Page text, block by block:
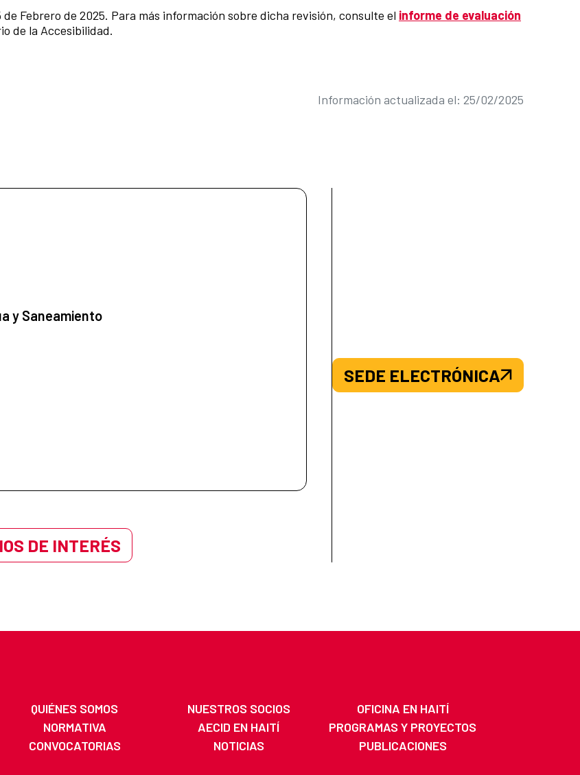
Febrero de 2025. Para más información sobre dicha revisión, consulte el informe de evaluación
de la Accesibilidad.
Información actualizada el: 25/02/2025
y Saneamiento
DE INTERÉS
SEDE ELECTRÓNICA
QUIÉNES SOMOS NUESTROS SOCIOS
OFICINA EN HAITÍ
NORMATIVA
AECID EN HAITÍ
PROGRAMAS Y PROYECTOS
CONVOCATORIAS
NOTICIAS PUBLICACIONES